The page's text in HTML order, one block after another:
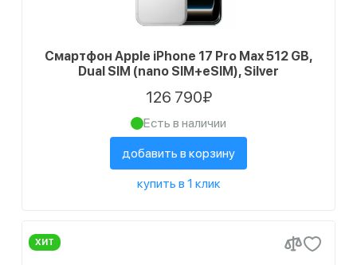
Смартфон Apple iPhone 17 Pro Max 512 GB,
Dual SIM (nano SIM+eSIM), Silver
126 790₽
Есть в наличии
добавить в корзину
купить в 1 клик
ХИТ